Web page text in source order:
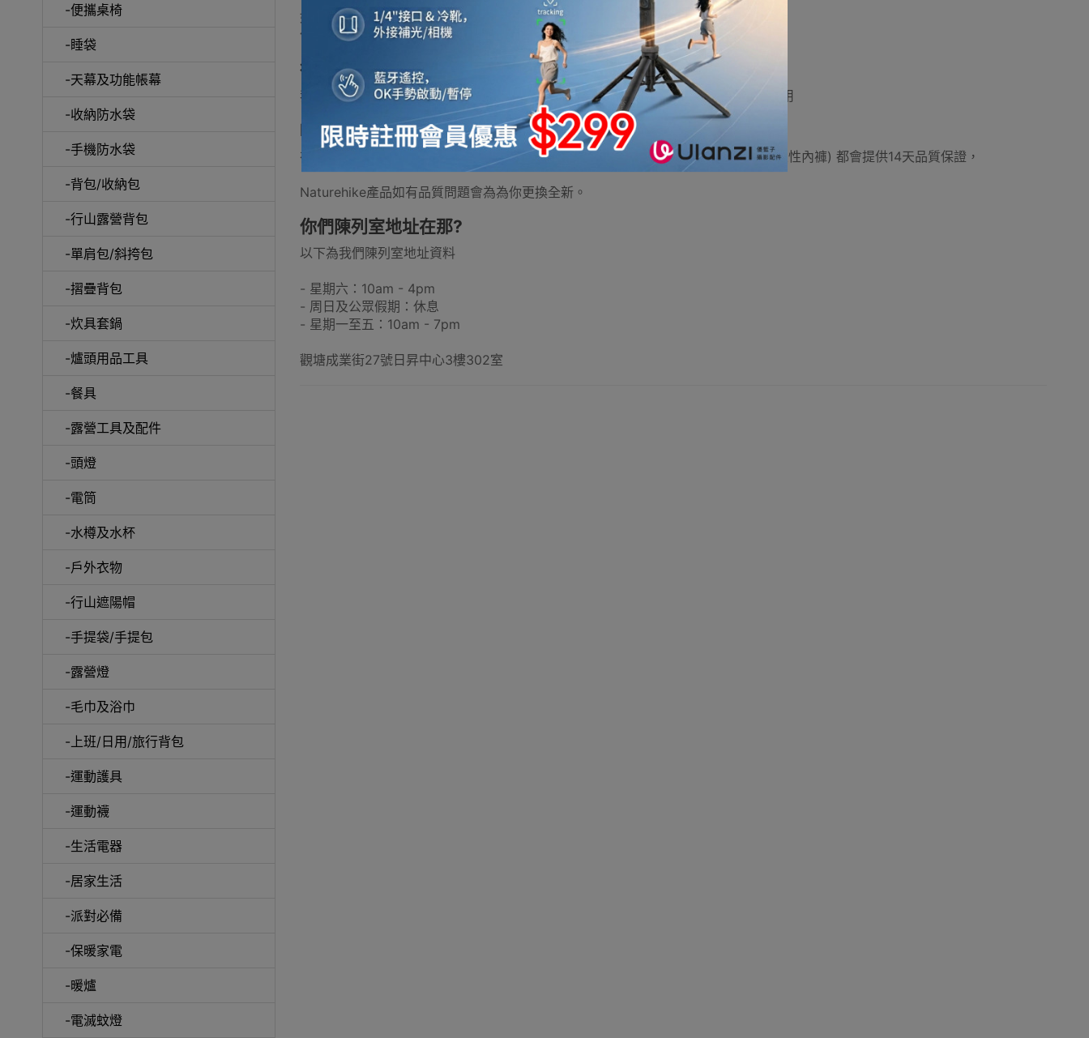
-便攜桌椅
-睡袋
-天幕及功能帳幕
-收納防水袋
-手機防水袋
-背包/收納包
-行山露營背包
-單肩包/斜挎包
-摺疊背包
-炊具套鍋
-爐頭用品工具
-餐具
-露營工具及配件
-頭燈
-電筒
-水樽及水杯
-戶外衣物
-行山遮陽帽
-手提袋/手提包
-露營燈
-毛巾及浴巾
-上班/日用/旅行背包
-運動護具
-運動襪
-生活電器
-居家生活
-派對必備
-保暖家電
-暖爐
-電滅蚊燈
如需長期存放，請將您的帳篷放在乾燥涼爽的地方，避免陽光直射。
像睡袋一樣，將它存放在收納袋子外面，放在透氣棉行李袋中以提供保護。
行山杖有没有樣板可以試用？
我們在陳列室中有Naturehike及其他品牌的行山杖可以一試手感，歡迎到觀塘陳列試用
Naturehike產品有没有提供保養？
在我們Outlet Express生活百貨城選購的Naturehike產品除了一次性用品外(例如:一次性內褲) 都會提供14天品質保證，
Naturehike產品如有品質問題會為為你更換全新。
你們陳列室地址在那?
以下為我們陳列室地址資料
- 星期六：10am - 4pm
- 周日及公眾假期：休息
- 星期一至五：10am - 7pm
觀塘成業街27號日昇中心3樓302室